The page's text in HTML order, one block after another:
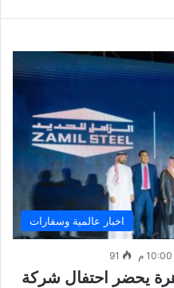
اخبار عالمية وسفارات
91
يحضر احتفال شركة